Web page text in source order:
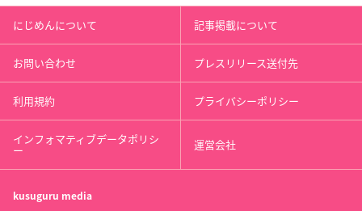
にじめんについて 記事掲載について
お問い合わせ プレスリリース送付先
利用規約 プライバシーポリシー
インフォマティブデータポリシ
ー 運営会社
kusuguru media